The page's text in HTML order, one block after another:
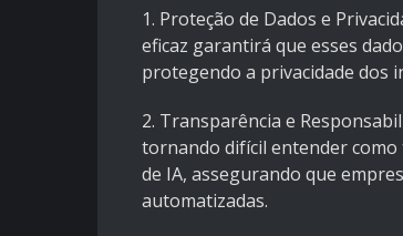
1. Proteção de Dados e
eficaz garantirá que esses
protegendo a privacidade dos
2. Transparência e
tornando difícil entender como
de IA, assegurando que
automatizadas.